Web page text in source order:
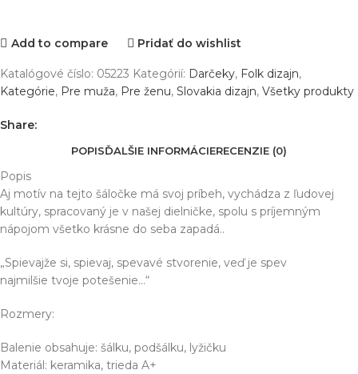
Add to compare Pridať do wishlist
Katalógové číslo: 05223 Kategórií: Darčeky, Folk dizajn,
Kategórie, Pre muža, Pre ženu, Slovakia dizajn, Všetky produkty
Share:
POPISĎALŠIE INFORMÁCIERECENZIE (0)
Popis
Aj motív na tejto šáločke má svoj príbeh, vychádza z ľudovej
kultúry, spracovaný je v našej dielničke, spolu s príjemným
nápojom všetko krásne do seba zapadá..
„Spievajže si, spievaj, spevavé stvorenie, veď je spev
najmilšie tvoje potešenie…“
Rozmery:
Balenie obsahuje: šálku, podšálku, lyžičku
Materiál: keramika, trieda A+